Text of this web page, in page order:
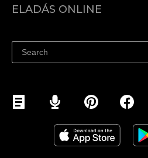
Árkalkuláció
ELADÁS ONLINE
Eladás a Facebookon
Eladás Instagramon